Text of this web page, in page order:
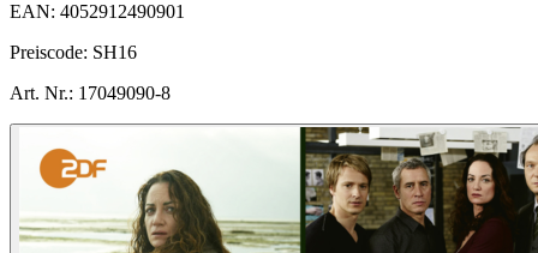
EAN: 4052912490901
Preiscode: SH16
Art. Nr.: 17049090-8